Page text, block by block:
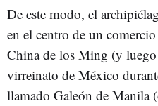
De este modo, el
en el centro de un
China de los Ming (y
virreinato de México
llamado Galeón de Manila